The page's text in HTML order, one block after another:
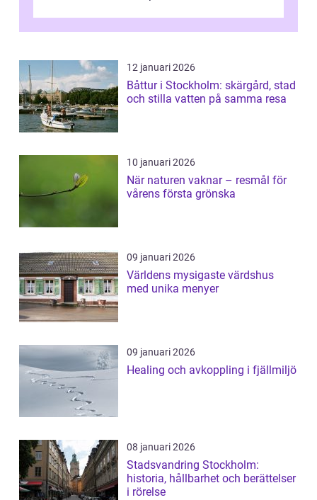
12 januari 2026
Båttur i Stockholm: skärgård, stad
och stilla vatten på samma resa
10 januari 2026
När naturen vaknar – resmål för
vårens första grönska
09 januari 2026
Världens mysigaste värdshus
med unika menyer
09 januari 2026
Healing och avkoppling i fjällmiljö
08 januari 2026
Stadsvandring Stockholm:
historia, hållbarhet och berättelser
i rörelse